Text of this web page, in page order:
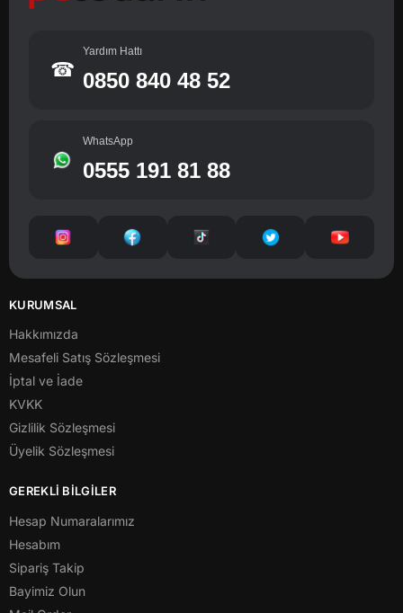
☎
Yardım Hattı
0850 840 48 52
WhatsApp
0555 191 81 88
KURUMSAL
Hakkımızda
Mesafeli Satış Sözleşmesi
İptal ve İade
KVKK
Gizlilik Sözleşmesi
Üyelik Sözleşmesi
GEREKLİ BİLGİLER
Hesap Numaralarımız
Hesabım
Sipariş Takip
Bayimiz Olun